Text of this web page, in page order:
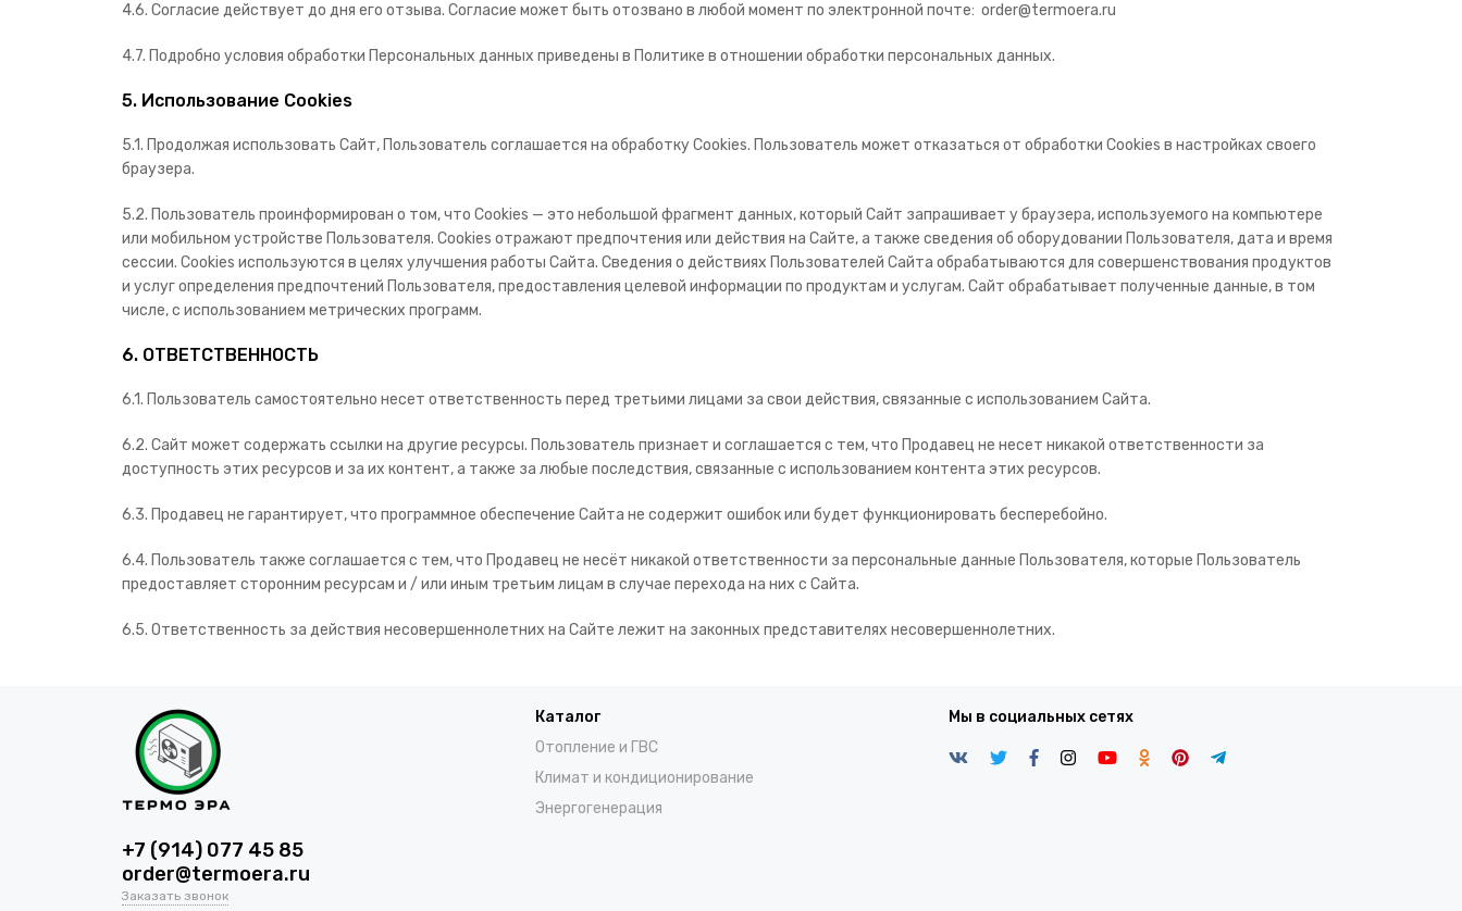
4.6. Согласие действует до дня его отзыва. Согласие может быть отозвано в любой момент по электронной почте: order@termoera.ru
4.7. Подробно условия обработки Персональных данных приведены в Политике в отношении обработки персональных данных.
5. Использование Cookies
5.1. Продолжая использовать Сайт, Пользователь соглашается на обработку Cookies. Пользователь может отказаться от обработки Cookies в настройках своего
браузера.
5.2. Пользователь проинформирован о том, что Сookies — это небольшой фрагмент данных, который Сайт запрашивает у браузера, используемого на компьютере
или мобильном устройстве Пользователя. Cookies отражают предпочтения или действия на Сайте, а также сведения об оборудовании Пользователя, дата и время
сессии. Cookies используются в целях улучшения работы Сайта. Сведения о действиях Пользователей Сайта обрабатываются для совершенствования продуктов
и услуг определения предпочтений Пользователя, предоставления целевой информации по продуктам и услугам. Сайт обрабатывает полученные данные, в том
числе, с использованием метрических программ.
6. ОТВЕТСТВЕННОСТЬ
6.1. Пользователь самостоятельно несет ответственность перед третьими лицами за свои действия, связанные с использованием Сайта.
6.2. Сайт может содержать ссылки на другие ресурсы. Пользователь признает и соглашается с тем, что Продавец не несет никакой ответственности за
доступность этих ресурсов и за их контент, а также за любые последствия, связанные с использованием контента этих ресурсов.
6.3. Продавец не гарантирует, что программное обеспечение Сайта не содержит ошибок или будет функционировать бесперебойно.
6.4. Пользователь также соглашается с тем, что Продавец не несёт никакой ответственности за персональные данные Пользователя, которые Пользователь
предоставляет сторонним ресурсам и / или иным третьим лицам в случае перехода на них с Сайта.
6.5. Ответственность за действия несовершеннолетних на Сайте лежит на законных представителях несовершеннолетних.
+7 (914) 077 45 85
order@termoera.ru
Заказать звонок
Каталог
Отопление и ГВС
Климат и кондиционирование
Энергогенерация
Мы в социальных сетях